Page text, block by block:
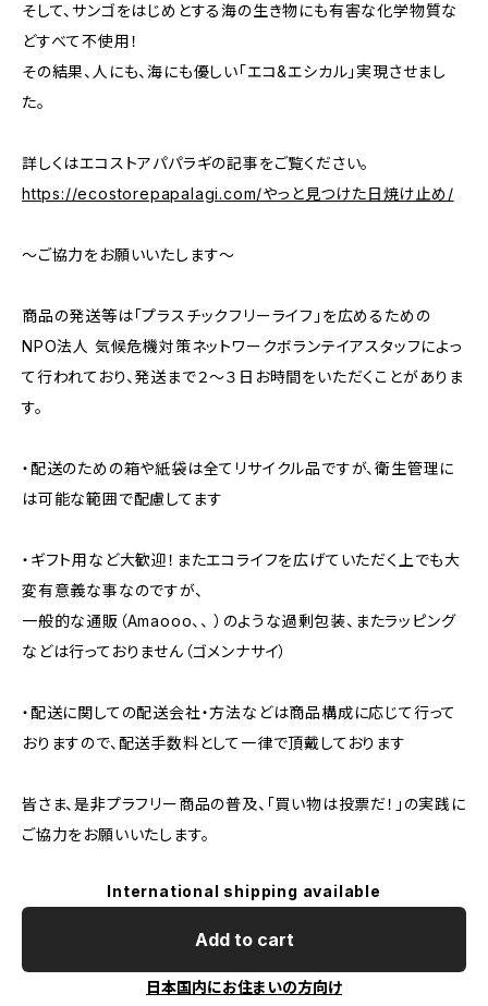
そして、サンゴをはじめとする海の生き物にも有害な化学物質な
どすべて不使用！
その結果、人にも、海にも優しい「エコ&エシカル」実現させまし
た。
詳しくはエコストアパパラギの記事をご覧ください。
https://ecostorepapalagi.com/やっと見つけた日焼け止め/
～ご協力をお願いいたします～
商品の発送等は「プラスチックフリーライフ」を広めるための
NPO法人 気候危機対策ネットワークボランテイアスタッフによっ
て行われており、発送まで２～３日お時間をいただくことがありま
す。
・配送のための箱や紙袋は全てリサイクル品ですが、衛生管理に
は可能な範囲で配慮してます
・ギフト用など大歓迎！またエコライフを広げていただく上でも大
変有意義な事なのですが、
一般的な通販（Amaooo、、 ）のような過剰包装、またラッピング
などは行っておりません（ゴメンナサイ）
・配送に関しての配送会社・方法などは商品構成に応じて行って
おりますので、配送手数料として一律で頂戴しております
皆さま、是非プラフリー商品の普及、「買い物は投票だ！」の実践に
ご協力をお願いいたします。
International shipping available
Add to cart
日本国内にお住まいの方向け